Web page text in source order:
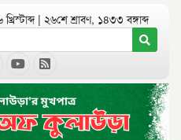
| ২৬শে শ্রাবণ, ১৪৩৩ বঙ্গাব্দ